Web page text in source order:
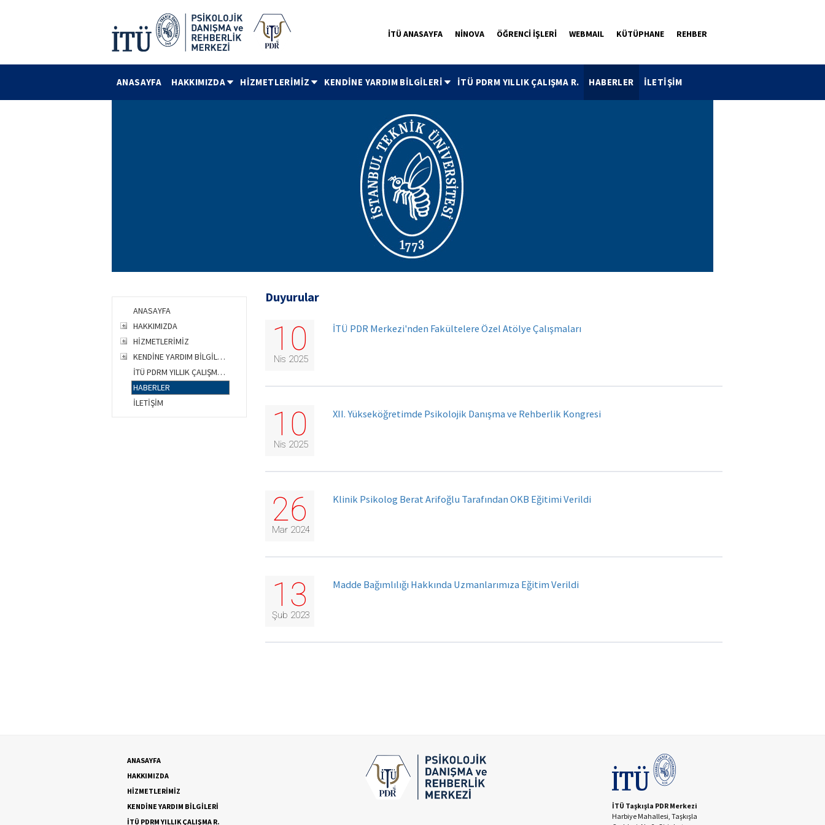
İTÜ ANASAYFA NİNOVA ÖĞRENCİ İŞLERİ WEBMAIL KÜTÜPHANE REHBER
ANASAYFA HAKKIMIZDA HİZMETLERİMİZ KENDİNE YARDIM BİLGİLERİ İTÜ PDRM YILLIK ÇALIŞMA R. HABERLER İLETİŞİM
ANASAYFA
HAKKIMIZDA
HİZMETLERİMİZ
KENDİNE YARDIM BİLGİLERİ
İTÜ PDRM YILLIK ÇALIŞMA R.
HABERLER
İLETİŞİM
Duyurular
10
Nis 2025
İTÜ PDR Merkezi'nden Fakültelere Özel Atölye Çalışmaları
10
Nis 2025
XII. Yükseköğretimde Psikolojik Danışma ve Rehberlik Kongresi
26
Mar 2024
Klinik Psikolog Berat Arifoğlu Tarafından OKB Eğitimi Verildi
13
Şub 2023
Madde Bağımlılığı Hakkında Uzmanlarımıza Eğitim Verildi
ANASAYFA
HAKKIMIZDA
HİZMETLERİMİZ
KENDİNE YARDIM BİLGİLERİ
İTÜ PDRM YILLIK ÇALIŞMA R.
İTÜ Taşkışla PDR Merkezi
Harbiye Mahallesi, Taşkışla